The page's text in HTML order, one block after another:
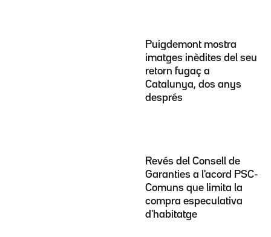
Puigdemont mostra
imatges inèdites del seu
retorn fugaç a
Catalunya, dos anys
després
Revés del Consell de
Garanties a l'acord PSC-
Comuns que limita la
compra especulativa
d'habitatge